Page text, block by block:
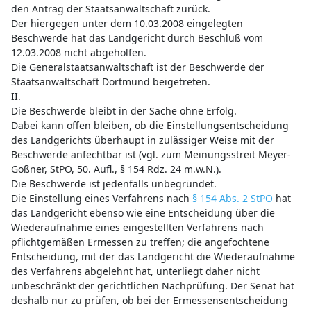
den Antrag der Staatsanwaltschaft zurück.
Der hiergegen unter dem 10.03.2008 eingelegten
Beschwerde hat das Landgericht durch Beschluß vom
12.03.2008 nicht abgeholfen.
Die Generalstaatsanwaltschaft ist der Beschwerde der
Staatsanwaltschaft Dortmund beigetreten.
II.
Die Beschwerde bleibt in der Sache ohne Erfolg.
Dabei kann offen bleiben, ob die Einstellungsentscheidung
des Landgerichts überhaupt in zulässiger Weise mit der
Beschwerde anfechtbar ist (vgl. zum Meinungsstreit Meyer-
Goßner, StPO, 50. Aufl., § 154 Rdz. 24 m.w.N.).
Die Beschwerde ist jedenfalls unbegründet.
Die Einstellung eines Verfahrens nach § 154 Abs. 2 StPO hat
das Landgericht ebenso wie eine Entscheidung über die
Wiederaufnahme eines eingestellten Verfahrens nach
pflichtgemäßen Ermessen zu treffen; die angefochtene
Entscheidung, mit der das Landgericht die Wiederaufnahme
des Verfahrens abgelehnt hat, unterliegt daher nicht
unbeschränkt der gerichtlichen Nachprüfung. Der Senat hat
deshalb nur zu prüfen, ob bei der Ermessensentscheidung